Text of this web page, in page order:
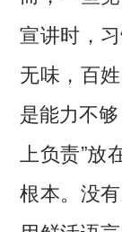
宣讲时，
无味，百
是能力不
上负责”放
根本。没